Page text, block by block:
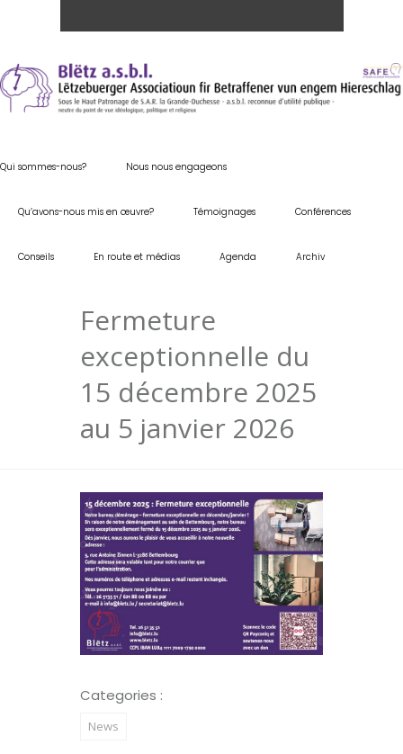
Qui sommes-nous? Nous nous engageons
Qu’avons-nous mis en œuvre? Témoignages Conférences
Conseils En route et médias Agenda Archiv
Fermeture
exceptionnelle du
15 décembre 2025
au 5 janvier 2026
Categories :
News